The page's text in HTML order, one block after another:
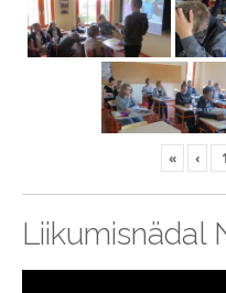
« ‹
Liikumisnädal